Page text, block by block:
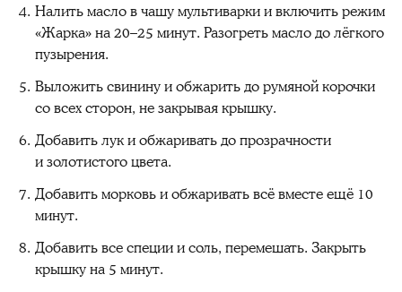
Налить масло в чашу мультиварки и включить режим
«Жарка» на 20–25 минут. Разогреть масло до лёгкого
пузырения.
Выложить свинину и обжарить до румяной корочки
со всех сторон, не закрывая крышку.
Добавить лук и обжаривать до прозрачности
и золотистого цвета.
Добавить морковь и обжаривать всё вместе ещё 10
минут.
Добавить все специи и соль, перемешать. Закрыть
крышку на 5 минут.